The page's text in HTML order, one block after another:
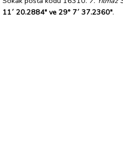
11´ 20.2884" ve 29° 7´ 37.2360".